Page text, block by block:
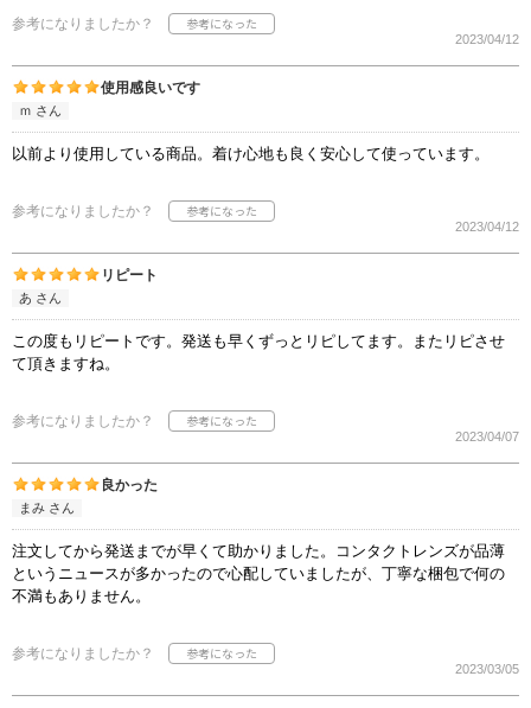
参考になりましたか？
2023/04/12
使用感良いです
ｍ さん
以前より使用している商品。着け心地も良く安心して使っています。
参考になりましたか？
2023/04/12
リピート
あ さん
この度もリピートです。発送も早くずっとリピしてます。またリピさせ
て頂きますね。
参考になりましたか？
2023/04/07
良かった
まみ さん
注文してから発送までが早くて助かりました。コンタクトレンズが品薄
というニュースが多かったので心配していましたが、丁寧な梱包で何の
不満もありません。
参考になりましたか？
2023/03/05